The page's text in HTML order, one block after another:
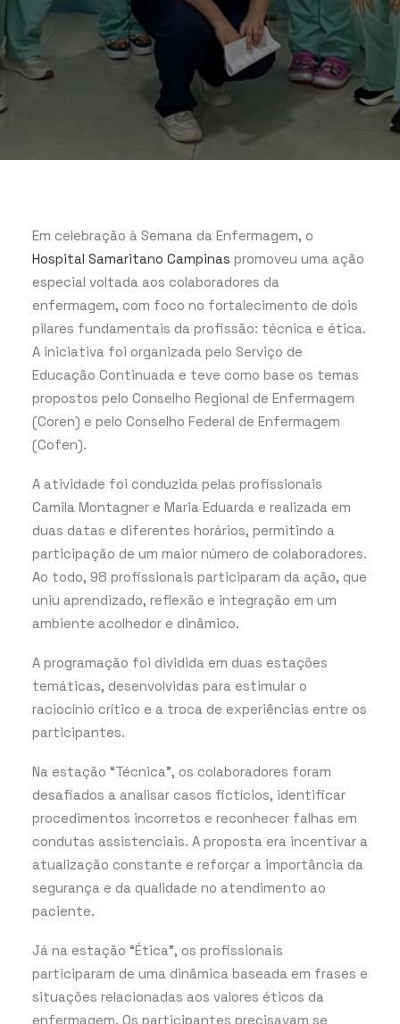
Em celebração à Semana da Enfermagem, o
Hospital Samaritano Campinas promoveu uma ação
especial voltada aos colaboradores da
enfermagem, com foco no fortalecimento de dois
pilares fundamentais da profissão: técnica e ética.
A iniciativa foi organizada pelo Serviço de
Educação Continuada e teve como base os temas
propostos pelo Conselho Regional de Enfermagem
(Coren) e pelo Conselho Federal de Enfermagem
(Cofen).
A atividade foi conduzida pelas profissionais
Camila Montagner e Maria Eduarda e realizada em
duas datas e diferentes horários, permitindo a
participação de um maior número de colaboradores.
Ao todo, 98 profissionais participaram da ação, que
uniu aprendizado, reflexão e integração em um
ambiente acolhedor e dinâmico.
A programação foi dividida em duas estações
temáticas, desenvolvidas para estimular o
raciocínio crítico e a troca de experiências entre os
participantes.
Na estação “Técnica”, os colaboradores foram
desafiados a analisar casos fictícios, identificar
procedimentos incorretos e reconhecer falhas em
condutas assistenciais. A proposta era incentivar a
atualização constante e reforçar a importância da
segurança e da qualidade no atendimento ao
paciente.
Já na estação “Ética”, os profissionais
participaram de uma dinâmica baseada em frases e
situações relacionadas aos valores éticos da
enfermagem. Os participantes precisavam se